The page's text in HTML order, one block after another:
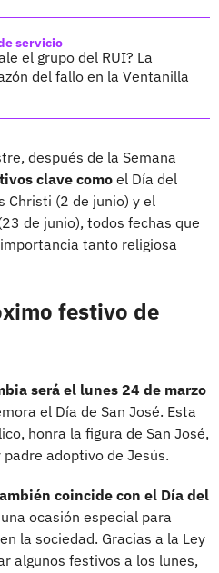
servicio
el grupo del RUI? La
del fallo en la Ventanilla
después de la Semana
clave como el Día del
Christi (2 de junio) y el
de junio), todos fechas que
tanto religiosa
festivo de
será el lunes 24 de marzo
el Día de San José. Esta
honra la figura de San José,
adoptivo de Jesús.
coincide con el Día del
ocasión especial para
la sociedad. Gracias a la Ley
algunos festivos a los lunes,